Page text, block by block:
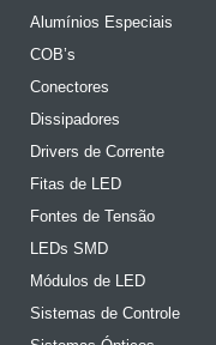
Alumínios Especiais
COB’s
Conectores
Dissipadores
Drivers de Corrente
Fitas de LED
Fontes de Tensão
LEDs SMD
Módulos de LED
Sistemas de Controle